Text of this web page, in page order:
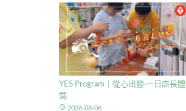
YES Program｜從心出發·一日店長體
驗
access_time 2026-08-06